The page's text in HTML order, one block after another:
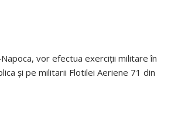
vor efectua exerciții militare în
și pe militarii Flotilei Aeriene 71 din